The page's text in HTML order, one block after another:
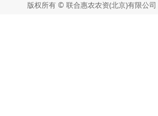
版权所有 © 联合惠农农资(北京)有限公司